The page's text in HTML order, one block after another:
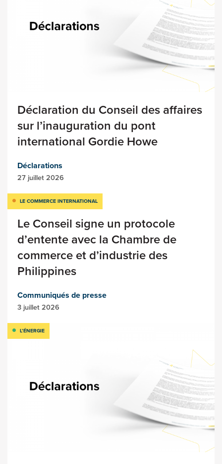
Déclaration du Conseil des affaires
sur l’inauguration du pont
international Gordie Howe
Déclarations
27 juillet 2026
LE COMMERCE INTERNATIONAL
Le Conseil signe un protocole
d’entente avec la Chambre de
commerce et d’industrie des
Philippines
Communiqués de presse
3 juillet 2026
L’ÉNERGIE